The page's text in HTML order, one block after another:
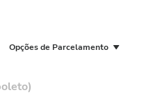
Opções de Parcelamento